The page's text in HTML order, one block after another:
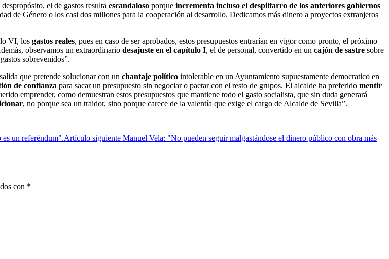
el de gastos resulta escandaloso porque incrementa incluso el despilfarro de los anteriores gobiernos
de Género o los casi dos millones para la cooperación al desarrollo. Dedicamos más dinero a proyectos extranjeros
VI, los gastos reales, pues en caso de ser aprobados, estos presupuestos entrarían en vigor como pronto, el próximo
observamos un extraordinario desajuste en el capítulo I, el de personal, convertido en un cajón de sastre sobre
sobrevenidos”.
que pretende solucionar con un chantaje político intolerable en un Ayuntamiento supuestamente democratico en
de confianza para sacar un presupuesto sin negociar o pactar con el resto de grupos. El alcalde ha preferido mentir
emprender, como demuestran estos presupuestos que mantiene todo el gasto socialista, que sin duda generará
, no porque sea un traidor, sino porque carece de la valentía que exige el cargo de Alcalde de Sevilla”.
un referéndum".Artículo siguiente Manuel Vela: "No pueden seguir malgastándose el dinero público con obra más
con *